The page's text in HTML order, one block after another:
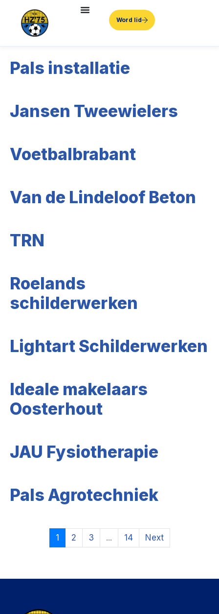
Word lid
Pals installatie
Jansen Tweewielers
Voetbalbrabant
Van de Lindeloof Beton
TRN
Roelands
schilderwerken
Lightart Schilderwerken
Ideale makelaars
Oosterhout
JAU Fysiotherapie
Pals Agrotechniek
1 2 3 ... 14 Next